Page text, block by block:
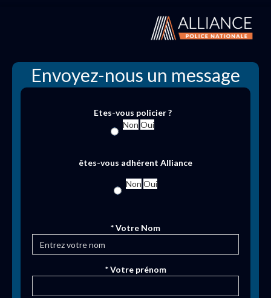
Envoyez-nous un message
Etes-vous policier ?
Non Oui
êtes-vous adhérent Alliance
Non Oui
* Votre Nom
* Votre prénom